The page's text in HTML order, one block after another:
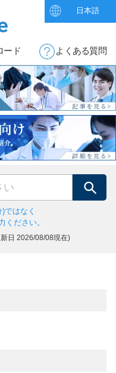
日本語
ード よくある質問
検索
ではなく
ください。
日 2026/08/08現在)